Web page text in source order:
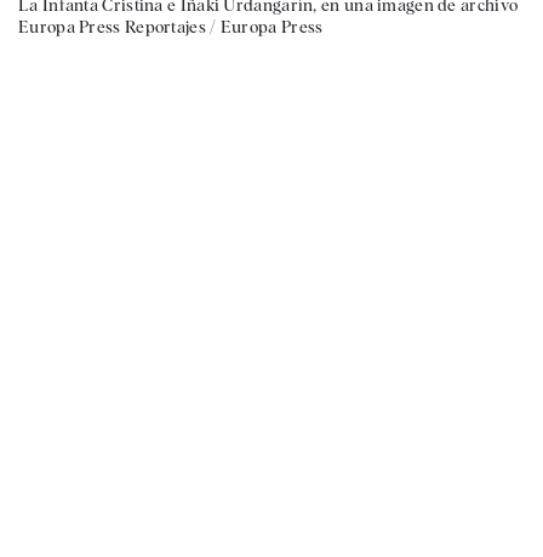
La Infanta Cristina e Iñaki Urdangarín, en una imagen de archivo
Europa Press Reportajes / Europa Press